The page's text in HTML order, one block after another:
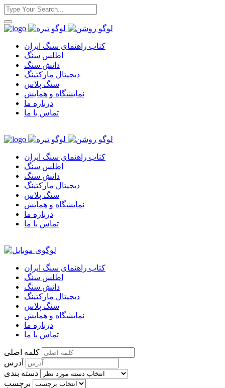
کتاب راهنمای سنگ ایران
اطلس سنگ
دانش سنگ
دیجیتال مارکتینگ
سنگ پلاس
نمایشگاه و همایش
درباره ما
تماس با ما
کتاب راهنمای سنگ ایران
اطلس سنگ
دانش سنگ
دیجیتال مارکتینگ
سنگ پلاس
نمایشگاه و همایش
درباره ما
تماس با ما
کتاب راهنمای سنگ ایران
اطلس سنگ
دانش سنگ
دیجیتال مارکتینگ
سنگ پلاس
نمایشگاه و همایش
درباره ما
تماس با ما
کلمه اصلی
آدرس
دسته بندی
برچسب